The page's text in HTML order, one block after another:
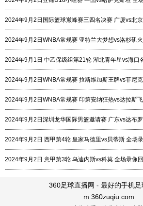
2024年9月2日国际篮球巅峰赛三四名决赛 广厦vs北
2024年9月2日WNBA常规赛 亚特兰大梦想vs洛杉矶
2024年9月1日 中乙保级组第21轮 湖北青年星vs海口
2024年9月2日WNBA常规赛 拉斯维加斯王牌vs菲尼
2024年9月2日WNBA常规赛 印第安纳狂热vs达拉斯
2024年9月2日深圳龙华国际男篮邀请赛 广东vs达布
2024年9月2日 西甲第4轮 皇家马德里vs贝蒂斯 全场
2024年9月2日 意甲第3轮 乌迪内斯vs科莫 全场录像
360足球直播网 - 最好的手机足
m.360zuqiu.com